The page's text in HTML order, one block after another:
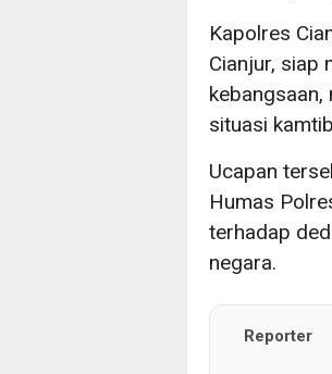
Kapolres
Cianjur, siap
situasi
Ucapan
Humas
terhadap
negara.
Reporter